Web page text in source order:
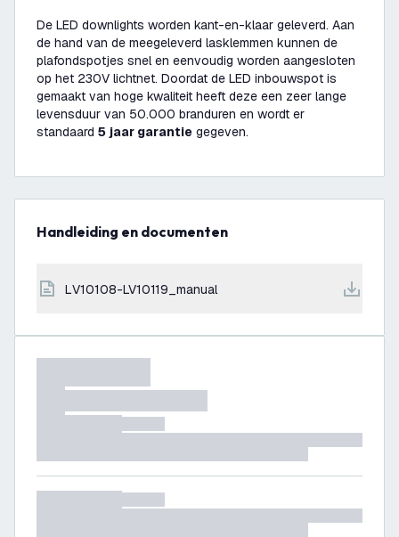
De LED downlights worden kant-en-klaar geleverd. Aan
de hand van de meegeleverd lasklemmen kunnen de
plafondspotjes snel en eenvoudig worden aangesloten
op het 230V lichtnet. Doordat de LED inbouwspot is
gemaakt van hoge kwaliteit heeft deze een zeer lange
levensduur van 50.000 branduren en wordt er
standaard 5 jaar garantie gegeven.
Handleiding en documenten
LV10108-LV10119_manual